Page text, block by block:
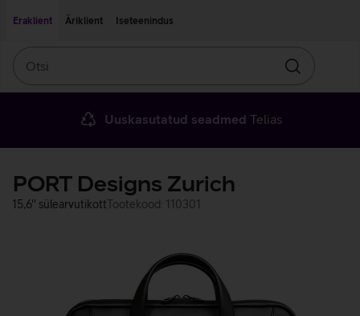
Eraklient
Äriklient Iseteenindus
Otsin
Uuskasutatud seadmed Telias
PORT Designs Zurich
15,6'' sülearvutikottTootekood: 110301